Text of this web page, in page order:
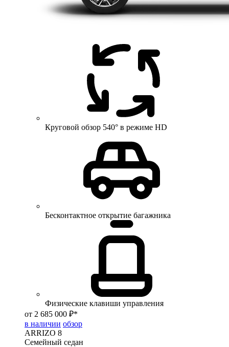
Круговой обзор 540° в режиме HD
Бесконтактное открытие багажника
Физические клавиши управления
от 2 685 000 ₽*
в наличии обзор
ARRIZO 8
Семейный седан